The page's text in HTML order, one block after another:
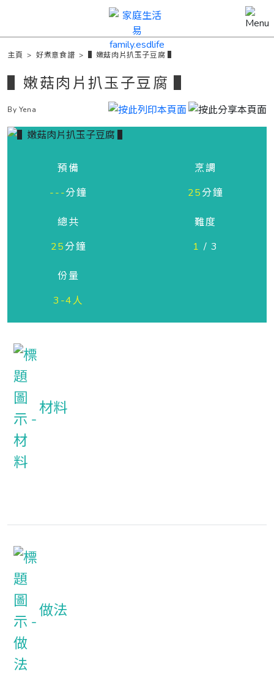
主頁 >好煮意食譜 > ▌嫩菇肉片扒玉子豆腐 ▌
▌嫩菇肉片扒玉子豆腐 ▌
By Yena
預備
---分鐘
烹調
25分鐘
總共
25分鐘
難度
1 / 3
份量
3-4人
材料
做法